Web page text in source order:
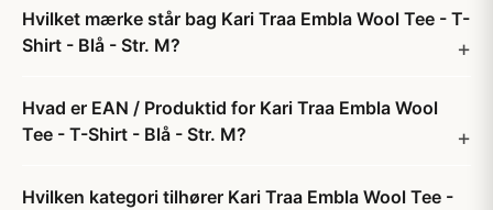
Hvilket mærke står bag Kari Traa Embla Wool Tee - T-
Shirt - Blå - Str. M?
Hvad er EAN / Produktid for Kari Traa Embla Wool
Tee - T-Shirt - Blå - Str. M?
Hvilken kategori tilhører Kari Traa Embla Wool Tee -